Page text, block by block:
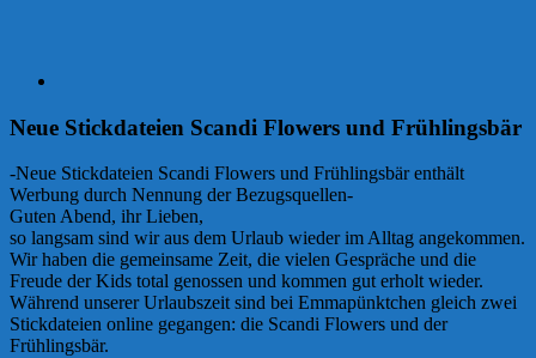
Neue Stickdateien Scandi Flowers und Frühlingsbär
-Neue Stickdateien Scandi Flowers und Frühlingsbär enthält
Werbung durch Nennung der Bezugsquellen-
Guten Abend, ihr Lieben,
so langsam sind wir aus dem Urlaub wieder im Alltag angekommen.
Wir haben die gemeinsame Zeit, die vielen Gespräche und die
Freude der Kids total genossen und kommen gut erholt wieder.
Während unserer Urlaubszeit sind bei Emmapünktchen gleich zwei
Stickdateien online gegangen: die Scandi Flowers und der
Frühlingsbär.